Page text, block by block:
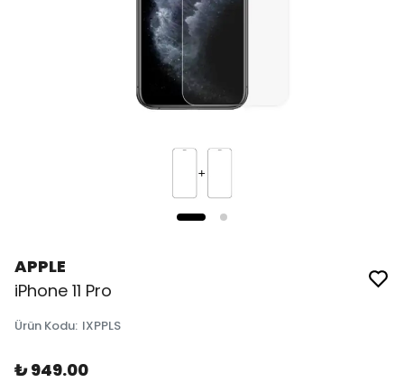
APPLE
iPhone 11 Pro
Ürün Kodu: IXPPLS
₺ 949.00